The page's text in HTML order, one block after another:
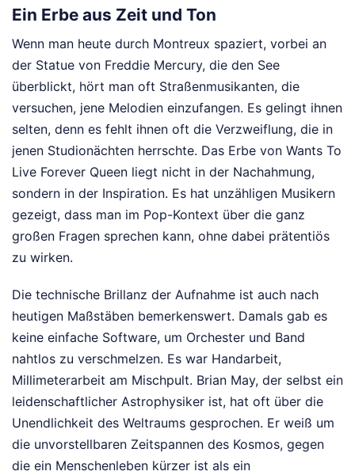
Ein Erbe aus Zeit und Ton
Wenn man heute durch Montreux spaziert, vorbei an
der Statue von Freddie Mercury, die den See
überblickt, hört man oft Straßenmusikanten, die
versuchen, jene Melodien einzufangen. Es gelingt ihnen
selten, denn es fehlt ihnen oft die Verzweiflung, die in
jenen Studionächten herrschte. Das Erbe von Wants To
Live Forever Queen liegt nicht in der Nachahmung,
sondern in der Inspiration. Es hat unzähligen Musikern
gezeigt, dass man im Pop-Kontext über die ganz
großen Fragen sprechen kann, ohne dabei prätentiös
zu wirken.
Die technische Brillanz der Aufnahme ist auch nach
heutigen Maßstäben bemerkenswert. Damals gab es
keine einfache Software, um Orchester und Band
nahtlos zu verschmelzen. Es war Handarbeit,
Millimeterarbeit am Mischpult. Brian May, der selbst ein
leidenschaftlicher Astrophysiker ist, hat oft über die
Unendlichkeit des Weltraums gesprochen. Er weiß um
die unvorstellbaren Zeitspannen des Kosmos, gegen
die ein Menschenleben kürzer ist als ein